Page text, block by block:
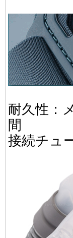
耐久性：
間
接続チュ